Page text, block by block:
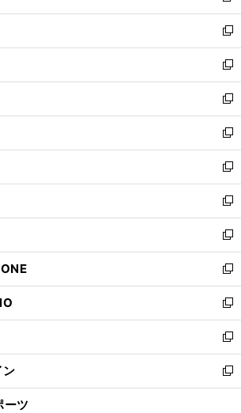
開
く
ウ
で
開
く
し
い
ウ
ィ
ン
ド
ウ
で
開
く
新
し
い
ウ
ィ
ン
ド
ウ
で
開
く
新
し
い
ウ
ィ
ン
ド
ウ
で
開
く
新
し
い
ウ
ィ
ン
ド
ウ
で
開
く
新
し
い
ウ
ィ
ン
ド
ウ
で
開
く
新
し
い
ウ
ィ
ン
ド
ウ
で
開
く
新
し
い
ウ
ィ
ン
ド
ウ
で
開
く
新
し
い
ウ
ィ
ン
ド
ウ
で
開
新
し
い
ウ
ィ
ン
ド
ウ
新
し
い
ウ
ィ
ン
新
し
い
ウ
ン
新
し
ーツ